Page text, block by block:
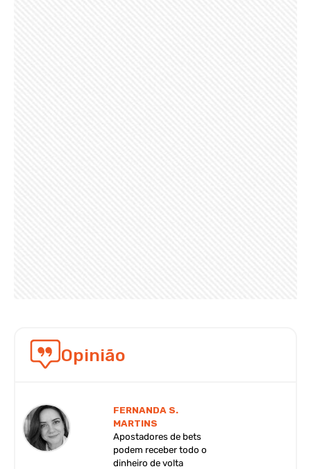
Opinião
FERNANDA S.
MARTINS
Apostadores de bets
podem receber todo o
dinheiro de volta